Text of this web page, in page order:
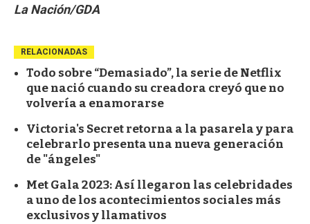
La Nación/GDA
RELACIONADAS
Todo sobre “Demasiado”, la serie de Netflix
que nació cuando su creadora creyó que no
volvería a enamorarse
Victoria's Secret retorna a la pasarela y para
celebrarlo presenta una nueva generación
de "ángeles"
Met Gala 2023: Así llegaron las celebridades
a uno de los acontecimientos sociales más
exclusivos y llamativos